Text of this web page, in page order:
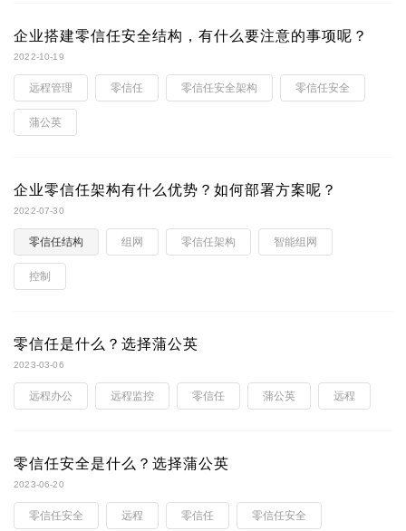
企业搭建零信任安全结构，有什么要注意的事项呢？
2022-10-19
远程管理 零信任 零信任安全架构 零信任安全
蒲公英
企业零信任架构有什么优势？如何部署方案呢？
2022-07-30
零信任结构 组网 零信任架构 智能组网
控制
零信任是什么？选择蒲公英
2023-03-06
远程办公 远程监控 零信任 蒲公英 远程
零信任安全是什么？选择蒲公英
2023-06-20
零信任安全 远程 零信任 零信任安全